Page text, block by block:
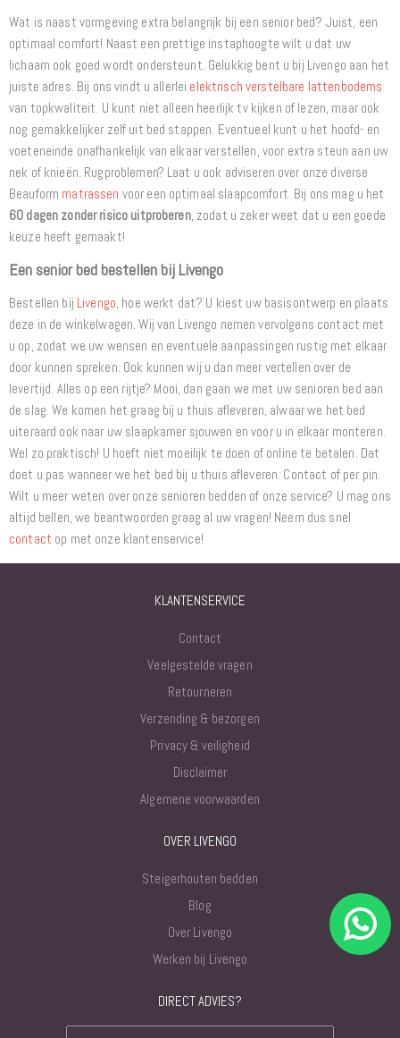
Wat is naast vormgeving extra belangrijk bij een senior bed? Juist, een
optimaal comfort! Naast een prettige instaphoogte wilt u dat uw
lichaam ook goed wordt ondersteunt. Gelukkig bent u bij Livengo aan het
juiste adres. Bij ons vindt u allerlei elektrisch verstelbare lattenbodems
van topkwaliteit. U kunt niet alleen heerlijk tv kijken of lezen, maar ook
nog gemakkelijker zelf uit bed stappen. Eventueel kunt u het hoofd- en
voeteneinde onafhankelijk van elkaar verstellen, voor extra steun aan uw
nek of knieën. Rugproblemen? Laat u ook adviseren over onze diverse
Beauform matrassen voor een optimaal slaapcomfort. Bij ons mag u het
60 dagen zonder risico uitproberen, zodat u zeker weet dat u een goede
keuze heeft gemaakt!
Een senior bed bestellen bij Livengo
Bestellen bij Livengo, hoe werkt dat? U kiest uw basisontwerp en plaats
deze in de winkelwagen. Wij van Livengo nemen vervolgens contact met
u op, zodat we uw wensen en eventuele aanpassingen rustig met elkaar
door kunnen spreken. Ook kunnen wij u dan meer vertellen over de
levertijd. Alles op een rijtje? Mooi, dan gaan we met uw senioren bed aan
de slag. We komen het graag bij u thuis afleveren, alwaar we het bed
uiteraard ook naar uw slaapkamer sjouwen en voor u in elkaar monteren.
Wel zo praktisch! U hoeft niet moeilijk te doen of online te betalen. Dat
doet u pas wanneer we het bed bij u thuis afleveren. Contact of per pin.
Wilt u meer weten over onze senioren bedden of onze service? U mag ons
altijd bellen, we beantwoorden graag al uw vragen! Neem dus snel
contact op met onze klantenservice!
KLANTENSERVICE
Contact
Veelgestelde vragen
Retourneren
Verzending & bezorgen
Privacy & veiligheid
Disclaimer
Algemene voorwaarden
OVER LIVENGO
Steigerhouten bedden
Blog
Over Livengo
Werken bij Livengo
DIRECT ADVIES?